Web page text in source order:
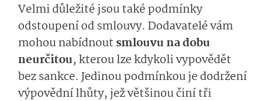
Velmi důležité jsou také podmínky
odstoupení od smlouvy. Dodavatelé vám
mohou nabídnout smlouvu na dobu
neurčitou, kterou lze kdykoli vypovědět
bez sankce. Jedinou podmínkou je dodržení
výpovědní lhůty, jež většinou činí tři